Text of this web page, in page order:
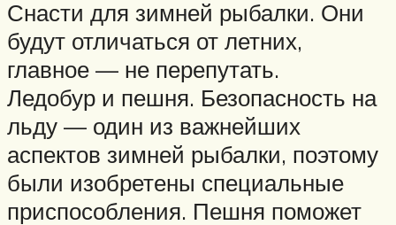
Снасти для зимней рыбалки. Они
будут отличаться от летних,
главное — не перепутать.
Ледобур и пешня. Безопасность на
льду — один из важнейших
аспектов зимней рыбалки, поэтому
были изобретены специальные
приспособления. Пешня поможет